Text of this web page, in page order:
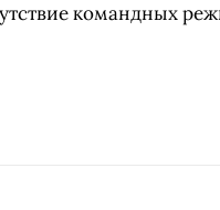
командных